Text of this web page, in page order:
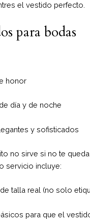
el vestido perfecto.
para bodas
honor
día y de noche
y sofisticados
no sirve si no te queda
servicio incluye:
talla real (no solo
para que el